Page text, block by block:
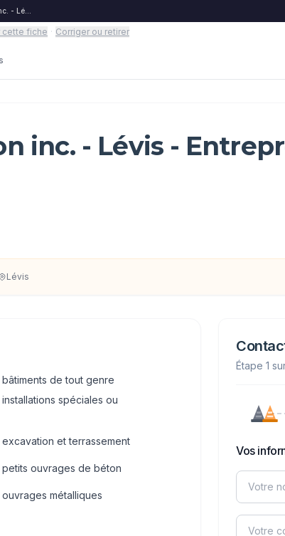
- Lévis - Entrepreneurs
cette fiche · Corriger ou retirer
inc. - Lévis -
Lévis
de tout genre
spéciales ou
et terrassement
ouvrages de béton
métalliques
Étape 1
Vos